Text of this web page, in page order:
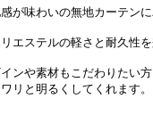
が味わいの無地カーテンに
エステルの軽さと耐久性
ンや素材もこだわりたい方
リと明るくしてくれます。